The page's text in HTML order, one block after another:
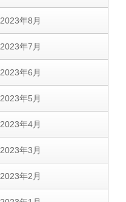
2023年8月
2023年7月
2023年6月
2023年5月
2023年4月
2023年3月
2023年2月